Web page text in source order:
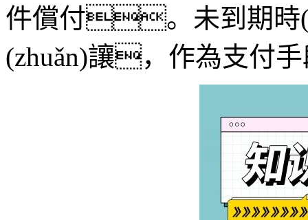
件償付。未到期時
(zhuǎn)讓，作為支付